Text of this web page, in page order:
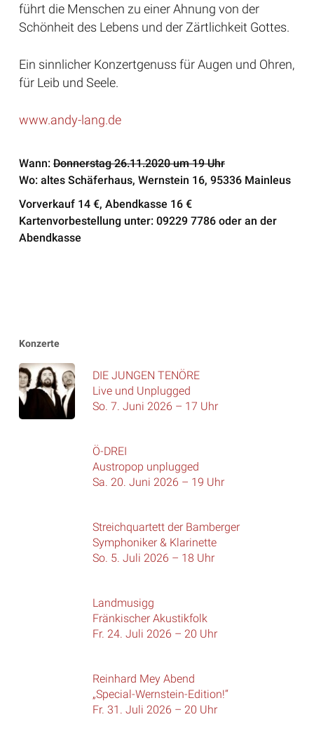
führt die Menschen zu einer Ahnung von der
Schönheit des Lebens und der Zärtlichkeit Gottes.
Ein sinnlicher Konzertgenuss für Augen und Ohren,
für Leib und Seele.
www.andy-lang.de
Wann: Donnerstag 26.11.2020 um 19 Uhr
Wo: altes Schäferhaus, Wernstein 16, 95336 Mainleus
Vorverkauf 14 €, Abendkasse 16 €
Kartenvorbestellung unter: 09229 7786 oder an der
Abendkasse
Konzerte
DIE JUNGEN TENÖRE
Live und Unplugged
So. 7. Juni 2026 – 17 Uhr
Ö-DREI
Austropop unplugged
Sa. 20. Juni 2026 – 19 Uhr
Streichquartett der Bamberger
Symphoniker & Klarinette
So. 5. Juli 2026 – 18 Uhr
Landmusigg
Fränkischer Akustikfolk
Fr. 24. Juli 2026 – 20 Uhr
Reinhard Mey Abend
„Special-Wernstein-Edition!“
Fr. 31. Juli 2026 – 20 Uhr